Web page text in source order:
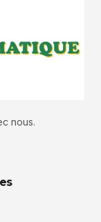
nous.